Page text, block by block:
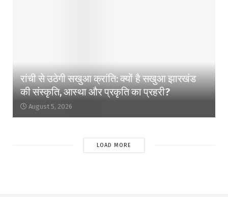
रांची से उठेगी सखुआ क्रांति: क्यों है सखुआ झारखंड
की संस्कृति, आस्था और प्रकृति का प्रहरी?
August 5, 2026
LOAD MORE